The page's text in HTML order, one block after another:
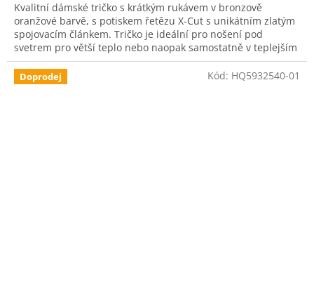
z
5
hvězdiček.
Kvalitní dámské tričko s krátkým rukávem v bronzově
oranžové barvě, s potiskem řetězu X-Cut s unikátním zlatým
spojovacím článkem. Tričko je ideální pro nošení pod
svetrem pro větší teplo nebo naopak samostatně v teplejším
počasí.
Doprodej Kód: HQ5932540-01